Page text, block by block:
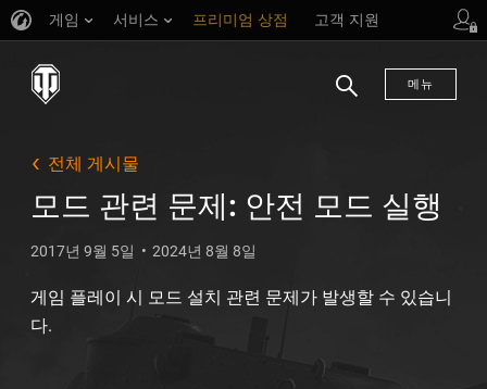
게임 서비스 프리미엄 상점 고객 지원
메뉴
전체 게시물
모드 관련 문제: 안전 모드 실행
2017년 9월 5일 2024년 8월 8일
게임 플레이 시 모드 설치 관련 문제가 발생할 수 있습니
다.